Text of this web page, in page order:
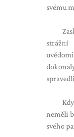
svému
strážní
neměli
svého